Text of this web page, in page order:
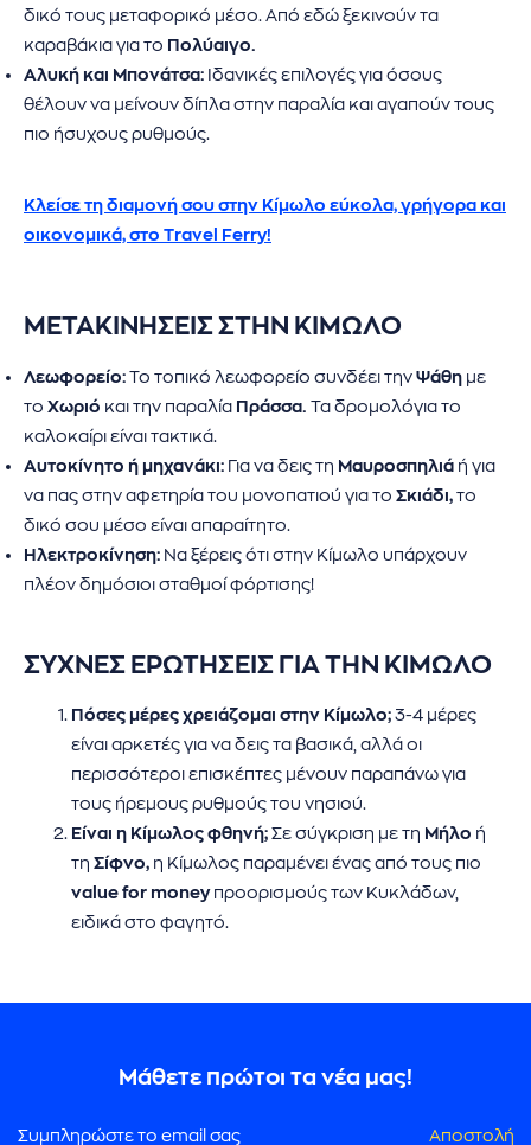
δικό τους μεταφορικό μέσο. Από εδώ ξεκινούν τα
καραβάκια για το Πολύαιγο.
Αλυκή και Μπονάτσα: Ιδανικές επιλογές για όσους
θέλουν να μείνουν δίπλα στην παραλία και αγαπούν τους
πιο ήσυχους ρυθμούς.
Κλείσε τη διαμονή σου στην Κίμωλο εύκολα, γρήγορα και
οικονομικά, στο Travel Ferry!
ΜΕΤΑΚΙΝΗΣΕΙΣ ΣΤΗΝ ΚΙΜΩΛΟ
Λεωφορείο: Το τοπικό λεωφορείο συνδέει την Ψάθη με
το Χωριό και την παραλία Πράσσα. Τα δρομολόγια το
καλοκαίρι είναι τακτικά.
Αυτοκίνητο ή μηχανάκι: Για να δεις τη Μαυροσπηλιά ή για
να πας στην αφετηρία του μονοπατιού για το Σκιάδι, το
δικό σου μέσο είναι απαραίτητο.
Ηλεκτροκίνηση: Να ξέρεις ότι στην Κίμωλο υπάρχουν
πλέον δημόσιοι σταθμοί φόρτισης!
ΣΥΧΝΕΣ ΕΡΩΤΗΣΕΙΣ ΓΙΑ ΤΗΝ ΚΙΜΩΛΟ
Πόσες μέρες χρειάζομαι στην Κίμωλο; 3-4 μέρες
είναι αρκετές για να δεις τα βασικά, αλλά οι
περισσότεροι επισκέπτες μένουν παραπάνω για
τους ήρεμους ρυθμούς του νησιού.
Είναι η Κίμωλος φθηνή; Σε σύγκριση με τη Μήλο ή
τη Σίφνο, η Κίμωλος παραμένει ένας από τους πιο
value for money προορισμούς των Κυκλάδων,
ειδικά στο φαγητό.
Μάθετε πρώτοι τα νέα μας!
Αποστολή